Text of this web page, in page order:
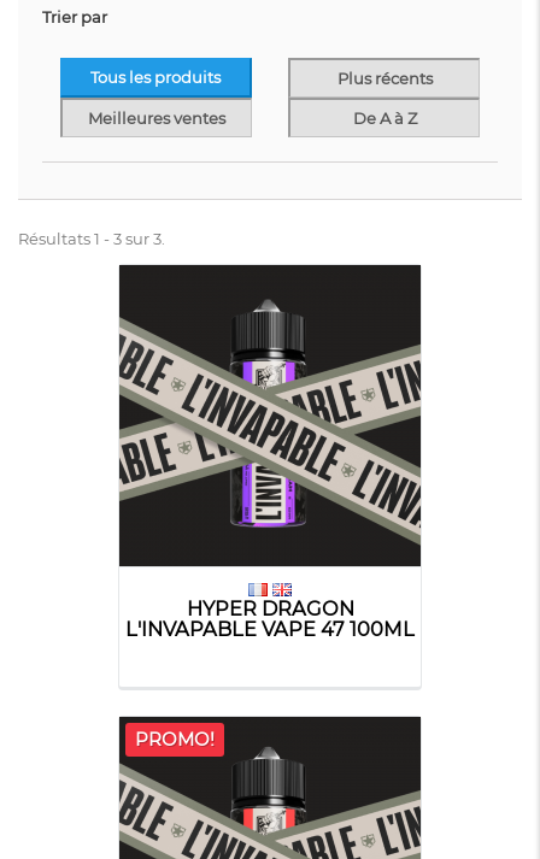
Trier par
Tous les produits Plus récents
Meilleures ventes De A à Z
Résultats 1 - 3 sur 3.
HYPER DRAGON
L'INVAPABLE VAPE 47 100ML
PROMO!